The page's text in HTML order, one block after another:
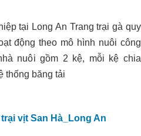
tại Long An Trang trại gà quy
động theo mô hình nuôi công
nuôi gồm 2 kệ, mỗi kệ chia
thống băng tải
vịt San Hà_Long An